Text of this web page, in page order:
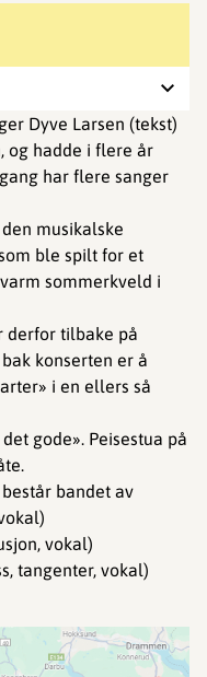
Dyve Larsen (tekst)
og hadde i flere år
har flere sanger
musikalske
ble spilt for et
sommerkveld i
derfor tilbake på
konserten er å
i en ellers så
gode». Peisestua på
bandet av
vokal)
tangenter, vokal)